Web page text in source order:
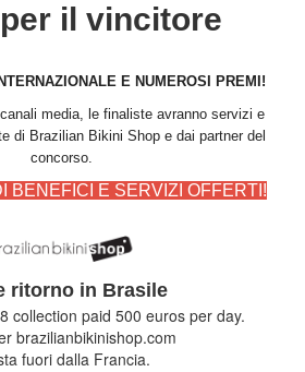
il vincitore
E NUMEROSI PREMI!
media, le finaliste avranno servizi e
di Brazilian Bikini Shop e dai partner del
concorso.
BENEFICI E SERVIZI OFFERTI!
ritorno in Brasile
collection paid 500 euros per day.
brazilianbikinishop.com
fuori dalla Francia.